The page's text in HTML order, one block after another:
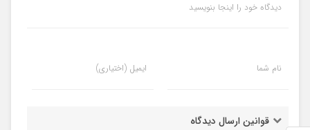
دیدگاه خود را اینجا بنویسید
نام شما ایمیل (اختیاری)
قوانین ارسال دیدگاه